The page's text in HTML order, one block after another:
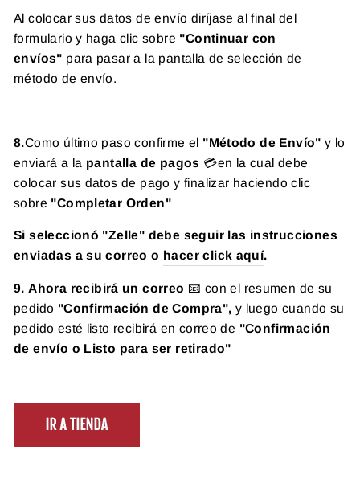
Al colocar sus datos de envío diríjase al final del
formulario y haga clic sobre "Continuar con
envíos" para pasar a la pantalla de selección de
método de envío.
8.Como último paso confirme el "Método de Envío" y lo
enviará a la pantalla de pagos 💳en la cual debe
colocar sus datos de pago y finalizar haciendo clic
sobre "Completar Orden"
Si seleccionó "Zelle" debe seguir las instrucciones
enviadas a su correo o hacer click aquí.
9. Ahora recibirá un correo 📧 con el resumen de su
pedido "Confirmación de Compra", y luego cuando su
pedido esté listo recibirá en correo de "Confirmación
de envío o Listo para ser retirado"